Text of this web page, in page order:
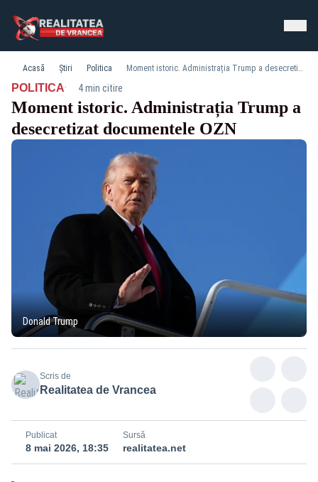
Acasă Știri Politica Moment istoric. Administrația Trump a desecretizat documentele OZN
POLITICA· 4 min citire
Moment istoric. Administrația Trump a
desecretizat documentele OZN
Donald Trump
Scris de
Realitatea de Vrancea
Publicat
8 mai 2026, 18:35
Sursă
realitatea.net